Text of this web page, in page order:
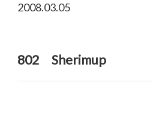
2008.03.05
802 Sherimup